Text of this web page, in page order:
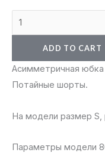
ADD TO CART
Асимметричная
Потайные шорты.
На модели размер S,
Параметры модели